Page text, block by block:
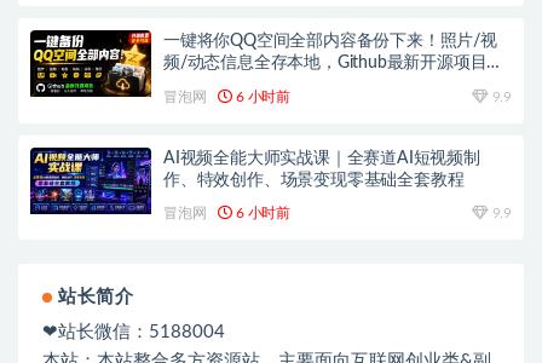
一键将你QQ空间全部内容备份下来！照片/视
频/动态信息全存本地，Github最新开源项目
冒泡网 6 小时前 9.9
AI视频全能大师实战课｜全赛道AI短视频制
作、特效创作、场景变现零基础全套教程
冒泡网 6 小时前 9.9
站长简介
❤站长微信：5188004